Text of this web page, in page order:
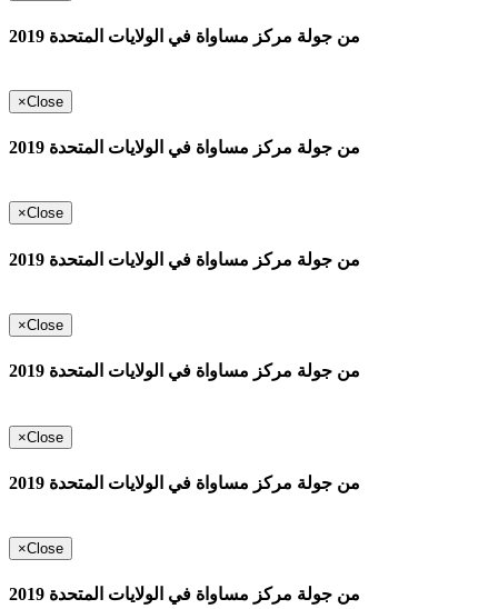
من جولة مركز مساواة في الولايات المتحدة 2019
×Close
من جولة مركز مساواة في الولايات المتحدة 2019
×Close
من جولة مركز مساواة في الولايات المتحدة 2019
×Close
من جولة مركز مساواة في الولايات المتحدة 2019
×Close
من جولة مركز مساواة في الولايات المتحدة 2019
×Close
من جولة مركز مساواة في الولايات المتحدة 2019